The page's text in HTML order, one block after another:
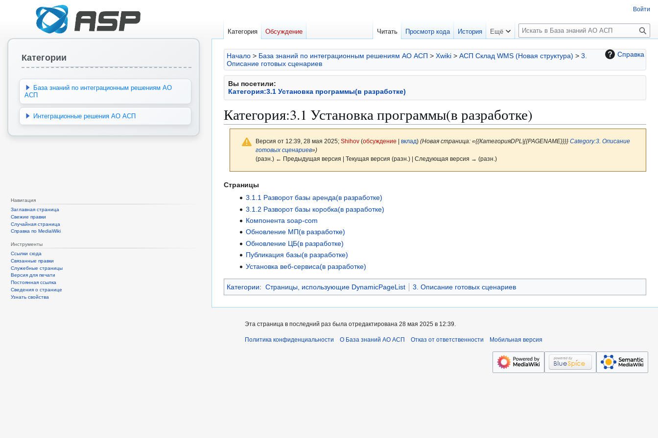
Справка
Начало > База знаний по интеграционным решениям АО АСП > Xwiki > АСП Склад WMS (Новая структура) > 3.
Описание готовых сценариев
Вы посетили:
Категория:3.1 Установка программы(в разработке)
Категория:3.1 Установка программы(в разработке)
Версия от 12:39, 28 мая 2025; Shihov (обсуждение | вклад) (Новая страница: «{{КатегорияDPL|{{PAGENAME}}}} Category:3. Описание
готовых сценариев»)
(разн.) ← Предыдущая версия | Текущая версия (разн.) | Следующая версия → (разн.)
Перейти
навигации
Перейти
Страницы
3.1.1 Разворот базы аренда(в разработке)
3.1.2 Разворот базы коробка(в разработке)
Компонента soap-com
Обновление МП(в разработке)
Обновление ЦБ(в разработке)
Публикация базы(в разработке)
Установка веб-сервиса(в разработке)
Категории: Страницы, использующие DynamicPageList 3. Описание готовых сценариев
Войти
Категория Обсуждение Читать Просмотр кода История Ещё
П
о
и
с
к
Категории
База знаний по интеграционным решениям АО
АСП
Интеграционные решения АО АСП
Навигация
Заглавная страница
Свежие правки
Случайная страница
Справка по MediaWiki
Инструменты
Ссылки сюда
Связанные правки
Служебные страницы
Версия для печати
Постоянная ссылка
Сведения о странице
Узнать свойства
Эта страница в последний раз была отредактирована 28 мая 2025 в 12:39.
Политика конфиденциальности О База знаний АО АСП Отказ от ответственности Мобильная версия